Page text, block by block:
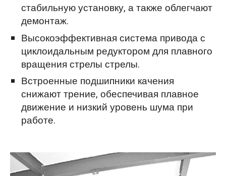
стабильную установку, а также облегчают
демонтаж.
Высокоэффективная система привода с
циклоидальным редуктором для плавного
вращения стрелы стрелы.
Встроенные подшипники качения
снижают трение, обеспечивая плавное
движение и низкий уровень шума при
работе.